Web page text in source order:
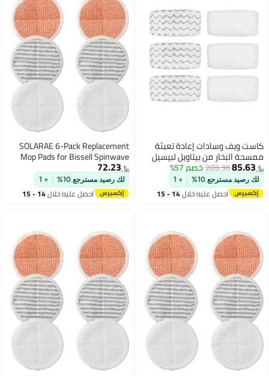
كاست ويف وسادات إعادة تعبئة
ممسحة البخار من بيتاويل لبيسيل
1252 1606670 1543 1652
1132M 1530 11326 سلسلة
مكنسة كهربائية بالبخار للأرضيات
الصلبة سيمفوني، حزمة من 6 قطع
﷼‏85.63
203.36خصم 57%
لك رصيد مسترجع 10% + 1
احصل عليه خلال 14 - 15
SOLARAE 6-Pack Replacement
Mop Pads for Bissell Spinwave
Models 2124, 2039A, 2307,
23157, 20391, 20399 -
Compatible Electric Hard Floor Mop
Pads (White, Orange, Off-White
﷼‏72.23
لك رصيد مسترجع 10% + 1
احصل عليه خلال 14 - 15